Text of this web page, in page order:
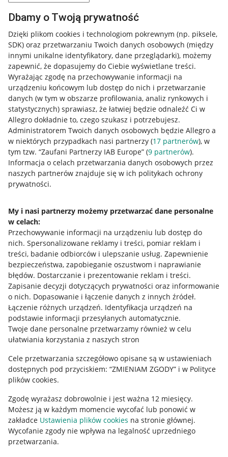
Dbamy o Twoją prywatność
Dzięki plikom cookies i technologiom pokrewnym (np. piksele,
SDK) oraz przetwarzaniu Twoich danych osobowych (między
innymi unikalne identyfikatory, dane przeglądarki), możemy
zapewnić, że dopasujemy do Ciebie wyświetlane treści.
Wyrażając zgodę na przechowywanie informacji na
urządzeniu końcowym lub dostęp do nich i przetwarzanie
danych (w tym w obszarze profilowania, analiz rynkowych i
statystycznych) sprawiasz, że łatwiej będzie odnaleźć Ci w
Allegro dokładnie to, czego szukasz i potrzebujesz.
Administratorem Twoich danych osobowych będzie Allegro a
w niektórych przypadkach nasi partnerzy (17 partnerów), w
tym tzw. “Zaufani Partnerzy IAB Europe” (9 partnerów).
Informacja o celach przetwarzania danych osobowych przez
naszych partnerów znajduje się w ich politykach ochrony
prywatności.
My i nasi partnerzy możemy przetwarzać dane personalne
w celach:
Przechowywanie informacji na urządzeniu lub dostęp do
nich. Spersonalizowane reklamy i treści, pomiar reklam i
treści, badanie odbiorców i ulepszanie usług. Zapewnienie
bezpieczeństwa, zapobieganie oszustwom i naprawianie
błędów. Dostarczanie i prezentowanie reklam i treści.
Zapisanie decyzji dotyczących prywatności oraz informowanie
o nich. Dopasowanie i łączenie danych z innych źródeł.
Łączenie różnych urządzeń. Identyfikacja urządzeń na
podstawie informacji przesyłanych automatycznie.
Twoje dane personalne przetwarzamy również w celu
ułatwiania korzystania z naszych stron
Cele przetwarzania szczegółowo opisane są w ustawieniach
dostępnych pod przyciskiem: “ZMIENIAM ZGODY” i w Polityce
plików cookies.
Zgodę wyrażasz dobrowolnie i jest ważna 12 miesięcy.
Możesz ją w każdym momencie wycofać lub ponowić w
zakładce Ustawienia plików cookies na stronie głównej.
Wycofanie zgody nie wpływa na legalność uprzedniego
przetwarzania.
Przydatne informacje
Jak to działa
Allegro Gadane dla sprzedających
Allegro Gadane dla kupujących
Mapa miejscowości
Informacje prawne
Regulamin
Polityka plików "cookies"
Ustawienia plików "cookies"
Udostępnianie lokalizacji
Informacje dla Aktu o Usługach Cyfrowych
Pobierz aplikację